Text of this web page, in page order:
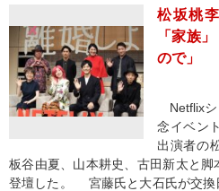
松坂桃
「家族
ので」
Netflixシ
念イベン
出演者の
板谷由夏、山本耕史、古田新太と
登壇した。 宮藤氏と大石氏が交換